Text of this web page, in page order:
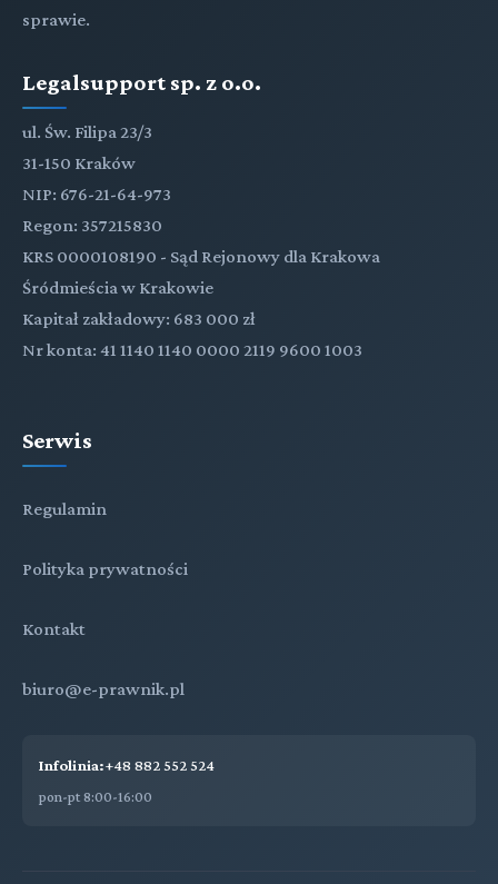
sprawie.
Legalsupport sp. z o.o.
ul. Św. Filipa 23/3
31-150 Kraków
NIP: 676-21-64-973
Regon: 357215830
KRS 0000108190 - Sąd Rejonowy dla Krakowa
Śródmieścia w Krakowie
Kapitał zakładowy: 683 000 zł
Nr konta: 41 1140 1140 0000 2119 9600 1003
Serwis
Regulamin
Polityka prywatności
Kontakt
biuro@e-prawnik.pl
Infolinia:+48 882 552 524
pon-pt 8:00-16:00